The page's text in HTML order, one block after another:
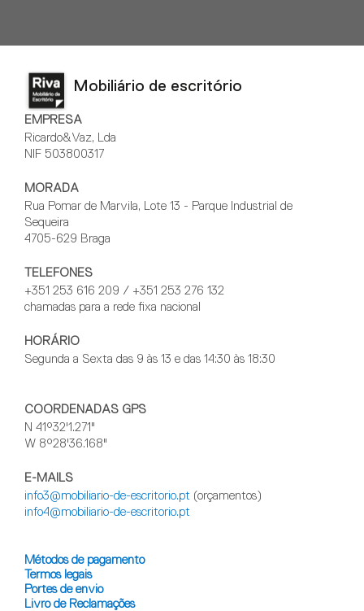
Mobiliário de escritório
EMPRESA
Ricardo&Vaz, Lda
NIF 503800317
MORADA
Rua Pomar de Marvila, Lote 13 - Parque Industrial de
Sequeira
4705-629 Braga
TELEFONES
+351 253 616 209 / +351 253 276 132
chamadas para a rede fixa nacional
HORÁRIO
Segunda a Sexta das 9 às 13 e das 14:30 às 18:30
COORDENADAS GPS
N 41°32'1.271"
W 8°28'36.168"
E-MAILS
info3@mobiliario-de-escritorio.pt (orçamentos)
info4@mobiliario-de-escritorio.pt
Métodos de pagamento
Termos legais
Portes de envio
Livro de Reclamações